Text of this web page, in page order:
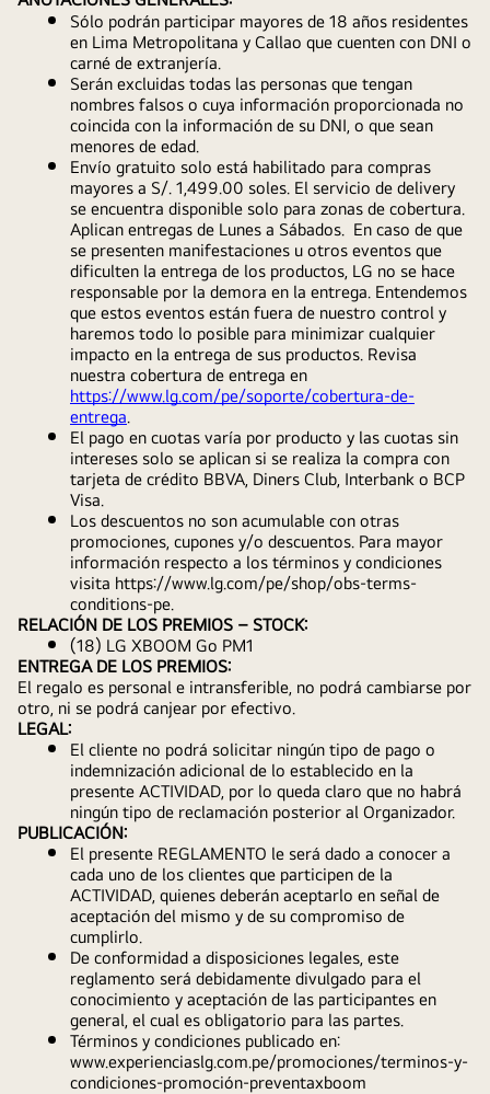
Sólo podrán participar mayores de 18 años residentes
en Lima Metropolitana y Callao que cuenten con DNI o
carné de extranjería.
Serán excluidas todas las personas que tengan
nombres falsos o cuya información proporcionada no
coincida con la información de su DNI, o que sean
menores de edad.
Envío gratuito solo está habilitado para compras
mayores a S/. 1,499.00 soles. El servicio de delivery
se encuentra disponible solo para zonas de cobertura.
Aplican entregas de Lunes a Sábados.  En caso de que
se presenten manifestaciones u otros eventos que
dificulten la entrega de los productos, LG no se hace
responsable por la demora en la entrega. Entendemos
que estos eventos están fuera de nuestro control y
haremos todo lo posible para minimizar cualquier
impacto en la entrega de sus productos. Revisa
https://www.lg.com/pe/soporte/cobertura-de-
entrega.
El pago en cuotas varía por producto y las cuotas sin
intereses solo se aplican si se realiza la compra con
tarjeta de crédito BBVA, Diners Club, Interbank o BCP
Visa.
Los descuentos no son acumulable con otras
promociones, cupones y/o descuentos. Para mayor
información respecto a los términos y condiciones
visita https://www.lg.com/pe/shop/obs-terms-
conditions-pe.
RELACIÓN DE LOS PREMIOS – STOCK:
(18) LG XBOOM Go PM1
ENTREGA DE LOS PREMIOS:
El regalo es personal e intransferible, no podrá cambiarse por
otro, ni se podrá canjear por efectivo.
LEGAL:
El cliente no podrá solicitar ningún tipo de pago o
indemnización adicional de lo establecido en la
presente ACTIVIDAD, por lo queda claro que no habrá
ningún tipo de reclamación posterior al Organizador.
PUBLICACIÓN:
El presente REGLAMENTO le será dado a conocer a
cada uno de los clientes que participen de la
ACTIVIDAD, quienes deberán aceptarlo en señal de
aceptación del mismo y de su compromiso de
cumplirlo.
De conformidad a disposiciones legales, este
reglamento será debidamente divulgado para el
conocimiento y aceptación de las participantes en
general, el cual es obligatorio para las partes.
Términos y condiciones publicado en:
www.experienciaslg.com.pe/promociones/terminos-y-
condiciones-promoción-preventaxboom